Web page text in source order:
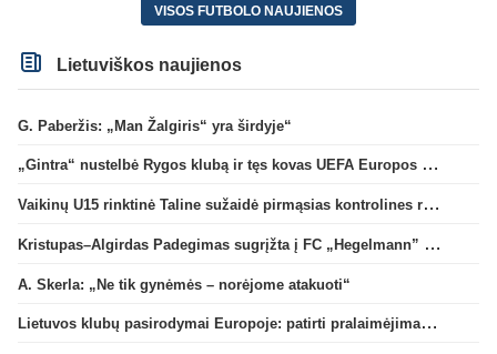
VISOS FUTBOLO NAUJIENOS
Lietuviškos naujienos
G. Paberžis: „Man Žalgiris“ yra širdyje“
„Gintra“ nustelbė Rygos klubą ir tęs kovas UEFA Europos taurės atrankoje
Vaikinų U15 rinktinė Taline sužaidė pirmąsias kontrolines rungtynes
Kristupas–Algirdas Padegimas sugrįžta į FC „Hegelmann” B sudėtį
A. Skerla: „Ne tik gynėmės – norėjome atakuoti“
Lietuvos klubų pasirodymai Europoje: patirti pralaimėjimai Kroatijos atstovams